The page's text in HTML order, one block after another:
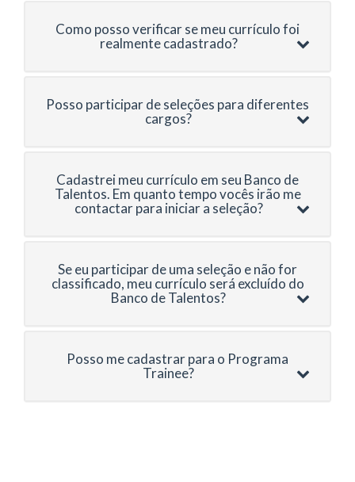
Como posso verificar se meu currículo foi
realmente cadastrado?
Posso participar de seleções para diferentes
cargos?
Cadastrei meu currículo em seu Banco de
Talentos. Em quanto tempo vocês irão me
contactar para iniciar a seleção?
Se eu participar de uma seleção e não for
classificado, meu currículo será excluído do
Banco de Talentos?
Posso me cadastrar para o Programa
Trainee?